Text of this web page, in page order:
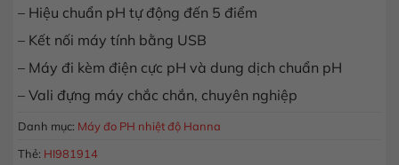
– Hiệu chuẩn pH tự động đến 5 điểm
– Kết nối máy tính bằng USB
– Máy đi kèm điện cực pH và dung dịch chuẩn pH
– Vali đựng máy chắc chắn, chuyên nghiệp
Danh mục: Máy đo PH nhiệt độ Hanna
Thẻ: HI981914